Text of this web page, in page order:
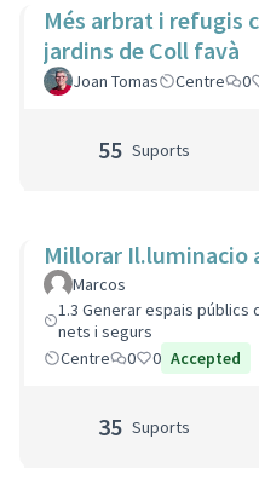
Més arbrat i refugis
jardins de Coll favà
Joan Tomas Centre 0
55 Suports
Millorar Il.luminacio
Marcos
1.3 Generar espais públics
nets i segurs
Centre
0 0 Accepted
35 Suports